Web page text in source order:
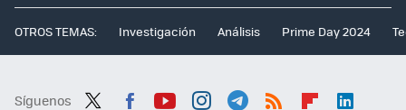
OTROS TEMAS: Investigación Análisis Prime Day 2024
Síguenos